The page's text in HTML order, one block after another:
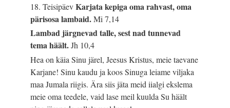
18. TeisipäevKarjata kepiga oma rahvast, oma
pärisosa lambaid.Mi 7,14
Lambad järgnevad talle, sest nad tunnevad
tema häält.Jh 10,4
Hea on käia Sinu järel, Jeesus Kristus, meie taevane
Karjane! Sinu kaudu ja koos Sinuga leiame viljaka
maa Jumala riigis. Ära siis jäta meid iialgi ekslema
meie oma teedele, vaid lase meil kuulda Su häält